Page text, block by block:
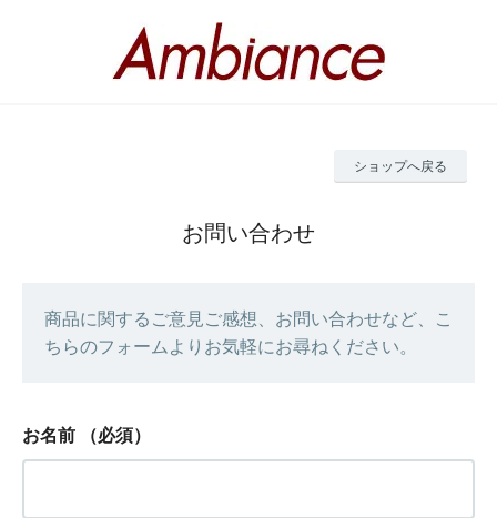
ショップへ戻る
お問い合わせ
商品に関するご意見ご感想、お問い合わせなど、こ
ちらのフォームよりお気軽にお尋ねください。
お名前 （必須）